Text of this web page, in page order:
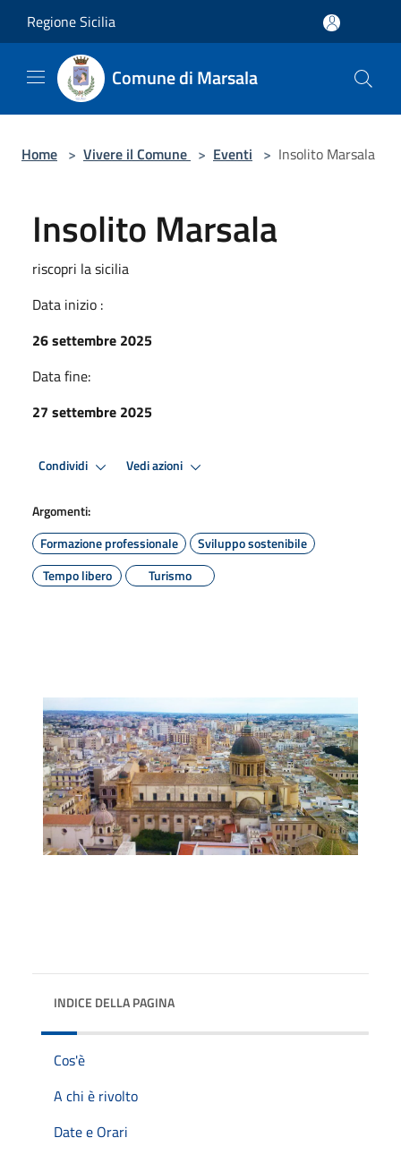
Regione Sicilia
Comune di Marsala
Home > Vivere il Comune > Eventi > Insolito Marsala
Insolito Marsala
riscopri la sicilia
Data inizio :
26 settembre 2025
Data fine:
27 settembre 2025
Condividi Vedi azioni
Argomenti:
Formazione professionale
Sviluppo sostenibile
Tempo libero
Turismo
INDICE DELLA PAGINA
Cos'è
A chi è rivolto
Date e Orari